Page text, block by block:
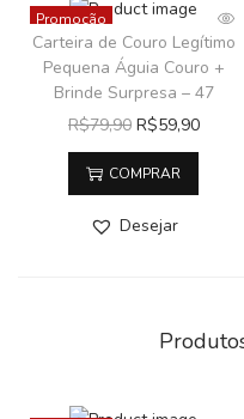
Promoção
Carteira de Couro Legítimo
Pequena Águia Couro +
Brinde Surpresa – 47
R$79,90 R$59,90
COMPRAR
Desejar